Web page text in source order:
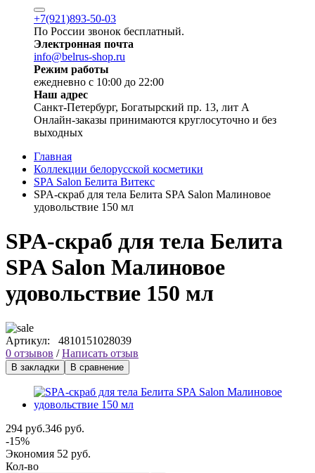
+7(921)893-50-03
По России звонок бесплатный.
Электронная почта
info@belrus-shop.ru
Режим работы
ежедневно с 10:00 до 22:00
Наш адрес
Санкт-Петербург, Богатырский пр. 13, лит А
Онлайн-заказы принимаются круглосуточно и без
выходных
Главная
Коллекции белорусской косметики
SPA Salon Белита Витекс
SPA-скраб для тела Белита SPA Salon Малиновое
удовольствие 150 мл
SPA-скраб для тела Белита
SPA Salon Малиновое
удовольствие 150 мл
Артикул: 4810151028039
0 отзывов /Написать отзыв
В закладки В сравнение
294 руб.346 руб.
-15%
Экономия 52 руб.
Кол-во